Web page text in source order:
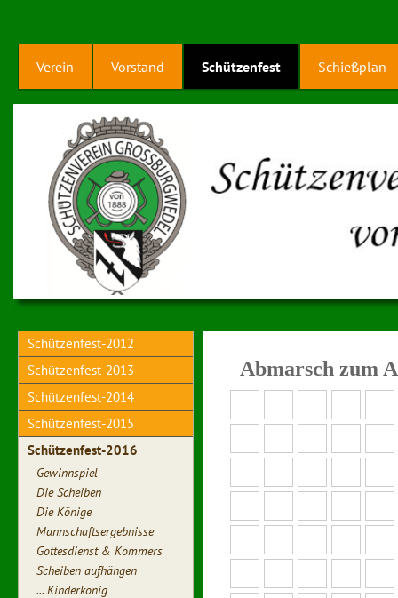
Verein Vorstand Schützenfest Schießplan
Schützenfest-2012
Schützenfest-2013
Schützenfest-2014
Schützenfest-2015
Schützenfest-2016
Gewinnspiel
Die Scheiben
Die Könige
Mannschaftsergebnisse
Gottesdienst & Kommers
Scheiben aufhängen
... Kinderkönig
Abmarsch zum